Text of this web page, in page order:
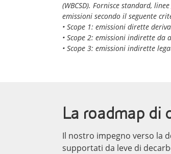
(WBCSD). Fornisce standard,
emissioni secondo il seguente
• Scope 1: emissioni dirette
• Scope 2: emissioni indirette da
• Scope 3: emissioni indirette
La roadmap di
Il nostro impegno verso la
supportati da leve di